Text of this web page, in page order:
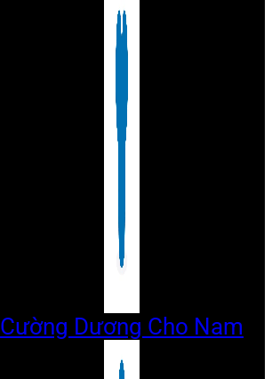
Cường Dương Cho Nam